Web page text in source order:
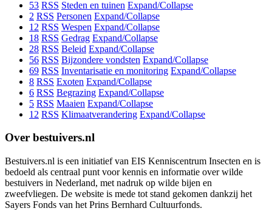
53 RSS Steden en tuinen Expand/Collapse
2 RSS Personen Expand/Collapse
12 RSS Wespen Expand/Collapse
18 RSS Gedrag Expand/Collapse
28 RSS Beleid Expand/Collapse
56 RSS Bijzondere vondsten Expand/Collapse
69 RSS Inventarisatie en monitoring Expand/Collapse
8 RSS Exoten Expand/Collapse
6 RSS Begrazing Expand/Collapse
5 RSS Maaien Expand/Collapse
12 RSS Klimaatverandering Expand/Collapse
Over bestuivers.nl
Bestuivers.nl is een initiatief van EIS Kenniscentrum Insecten en is
bedoeld als centraal punt voor kennis en informatie over wilde
bestuivers in Nederland, met nadruk op wilde bijen en
zweefvliegen. De website is mede tot stand gekomen dankzij het
Sayers Fonds van het Prins Bernhard Cultuurfonds.